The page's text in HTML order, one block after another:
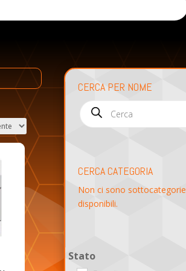
CERCA PER NOME
Products
search
CERCA CATEGORIA
Non ci sono sottocategorie
disponibili.
Stato